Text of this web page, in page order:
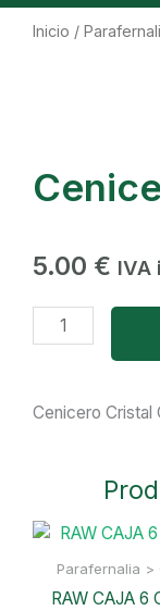
Inicio /
5.00 € IVA
Cenicero
Motivos
Cenicero Cristal
Parafernalia >
RAW CAJA 6